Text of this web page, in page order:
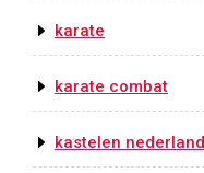
karate
karate combat
kastelen nederland